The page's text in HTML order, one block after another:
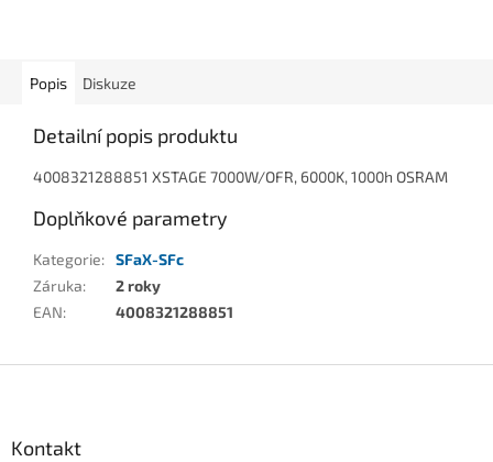
Popis Diskuze
Detailní popis produktu
4008321288851 XSTAGE 7000W/OFR, 6000K, 1000h OSRAM
Doplňkové parametry
Kategorie: SFaX-SFc
Záruka:
2 roky
EAN: 4008321288851
Kontakt